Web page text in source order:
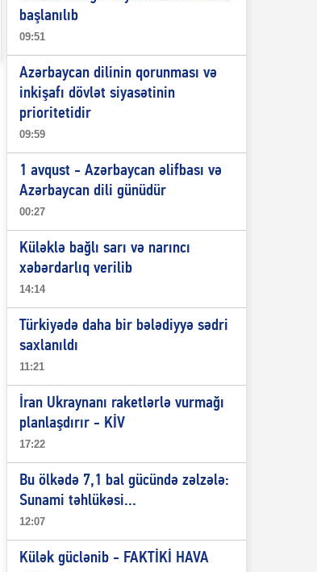
başlanılıb
09:51
Azərbaycan dilinin qorunması və
inkişafı dövlət siyasətinin
prioritetidir
09:59
1 avqust - Azərbaycan əlifbası və
Azərbaycan dili günüdür
00:27
Küləklə bağlı sarı və narıncı
xəbərdarlıq verilib
14:14
Türkiyədə daha bir bələdiyyə sədri
saxlanıldı
11:21
İran Ukraynanı raketlərlə vurmağı
planlaşdırır - KİV
17:22
Bu ölkədə 7,1 bal gücündə zəlzələ:
Sunami təhlükəsi...
12:07
Külək güclənib - FAKTİKİ HAVA